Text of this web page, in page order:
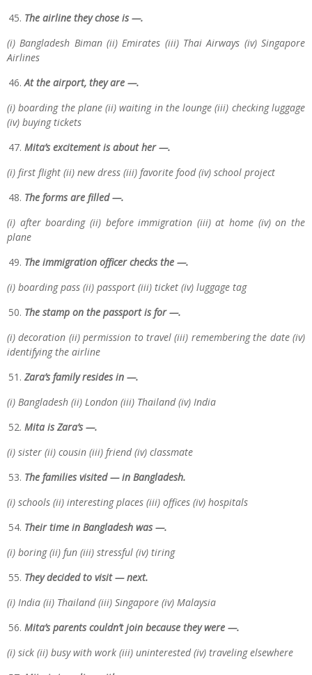
The airline they chose is —.
(i) Bangladesh Biman (ii) Emirates (iii) Thai Airways (iv) Singapore
Airlines
At the airport, they are —.
(i) boarding the plane (ii) waiting in the lounge (iii) checking luggage
(iv) buying tickets
Mita’s excitement is about her —.
(i) first flight (ii) new dress (iii) favorite food (iv) school project
The forms are filled —.
(i) after boarding (ii) before immigration (iii) at home (iv) on the
plane
The immigration officer checks the —.
(i) boarding pass (ii) passport (iii) ticket (iv) luggage tag
The stamp on the passport is for —.
(i) decoration (ii) permission to travel (iii) remembering the date (iv)
identifying the airline
Zara’s family resides in —.
(i) Bangladesh (ii) London (iii) Thailand (iv) India
Mita is Zara’s —.
(i) sister (ii) cousin (iii) friend (iv) classmate
The families visited — in Bangladesh.
(i) schools (ii) interesting places (iii) offices (iv) hospitals
Their time in Bangladesh was —.
(i) boring (ii) fun (iii) stressful (iv) tiring
They decided to visit — next.
(i) India (ii) Thailand (iii) Singapore (iv) Malaysia
Mita’s parents couldn’t join because they were —.
(i) sick (ii) busy with work (iii) uninterested (iv) traveling elsewhere